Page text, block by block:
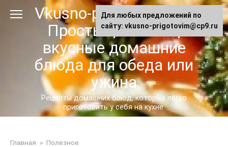
Vkusno-prigotovim.ru -
Простые, сытные,
вкусные домашние
блюда для обеда или
ужина
Рецепты домашних блюд, которые легко
приготовить у себя на кухне.
Главная » Полезное
Для любых предложений по
сайту: vkusno-prigotovim@cp9.ru